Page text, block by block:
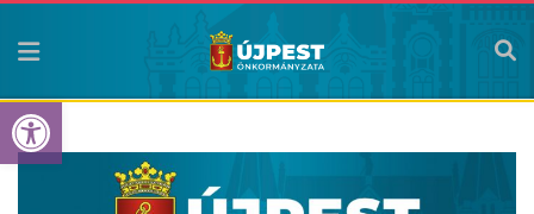
Eszköztár megnyitása